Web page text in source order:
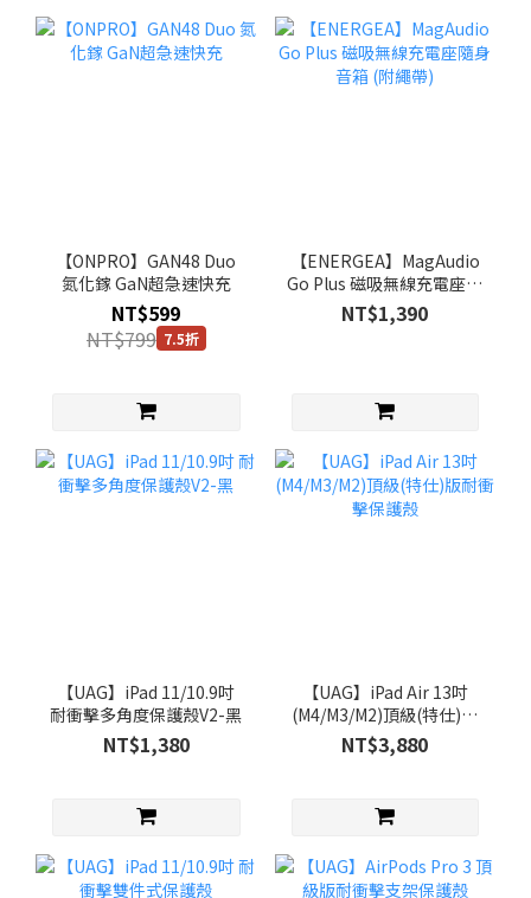
【ONPRO】GAN48 Duo
氮化鎵 GaN超急速快充
NT$599
NT$799 7.5折
【ENERGEA】MagAudio
Go Plus 磁吸無線充電座隨
身音箱 (附繩帶)
NT$1,390
【UAG】iPad 11/10.9吋
耐衝擊多角度保護殼V2-黑
NT$1,380
【UAG】iPad Air 13吋
(M4/M3/M2)頂級(特仕)版
耐衝擊保護殼
NT$3,880